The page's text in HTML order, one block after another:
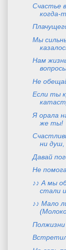
Счастье
когда-
Мы
Нам
Не
Если ты
Я орала
же ты!
ни душ,
Давай
Не
♪♪ А мы
стали
♪♪ Мало
(Молоко
Полжизни